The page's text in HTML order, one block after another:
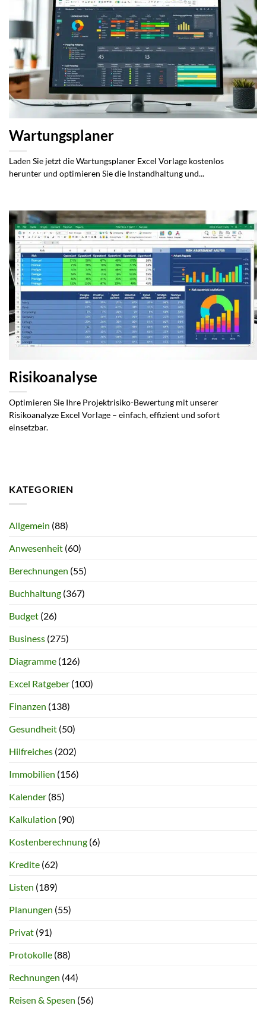
Wartungsplaner
Laden Sie jetzt die Wartungsplaner Excel Vorlage kostenlos
herunter und optimieren Sie die Instandhaltung und...
Risikoanalyse
Optimieren Sie Ihre Projektrisiko-Bewertung mit unserer
Risikoanalyze Excel Vorlage – einfach, effizient und sofort
einsetzbar.
KATEGORIEN
Allgemein (88)
Anwesenheit (60)
Berechnungen (55)
Buchhaltung (367)
Budget (26)
Business (275)
Diagramme (126)
Excel Ratgeber (100)
Finanzen (138)
Gesundheit (50)
Hilfreiches (202)
Immobilien (156)
Kalender (85)
Kalkulation (90)
Kostenberechnung (6)
Kredite (62)
Listen (189)
Planungen (55)
Privat (91)
Protokolle (88)
Rechnungen (44)
Reisen & Spesen (56)